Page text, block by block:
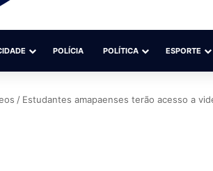
POLÍCIA POLÍTICA ESPORTE
/ Estudantes amapaenses terão acesso a